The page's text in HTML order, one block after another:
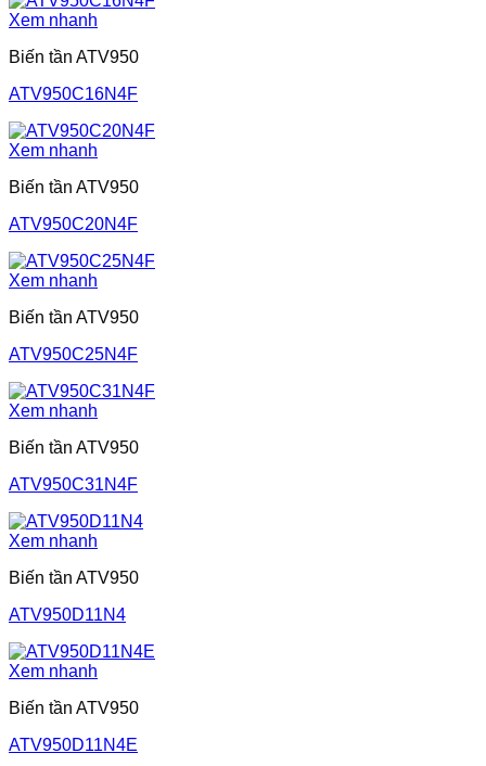
Xem nhanh
Biến tần ATV950
ATV950C16N4F
Xem nhanh
Biến tần ATV950
ATV950C20N4F
Xem nhanh
Biến tần ATV950
ATV950C25N4F
Xem nhanh
Biến tần ATV950
ATV950C31N4F
Xem nhanh
Biến tần ATV950
ATV950D11N4
Xem nhanh
Biến tần ATV950
ATV950D11N4E